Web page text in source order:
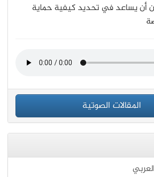
أن يساعد في تحديد كيفية حماية
المقالات الصوتية